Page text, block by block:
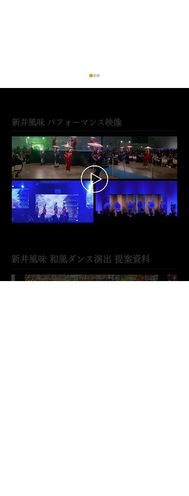
マンダリンオリエンタル
東京 開催イベントに出演
新井風味 パフォーマンス映像
​新井風味 和風ダンス演出 提案資料